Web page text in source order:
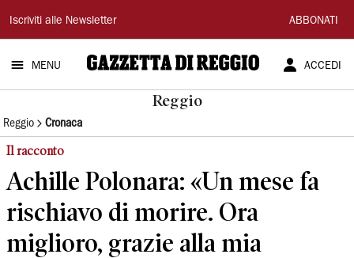
Gazzetta
di
Reggio
Iscriviti alle Newsletter ABBONATI
MENU ACCEDI
Reggio
Reggio Cronaca
Il racconto
Achille Polonara: «Un mese fa
rischiavo di morire. Ora
miglioro, grazie alla mia